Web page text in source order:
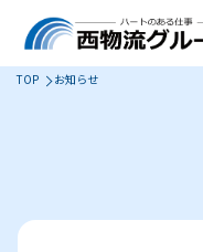
TOP お知らせ